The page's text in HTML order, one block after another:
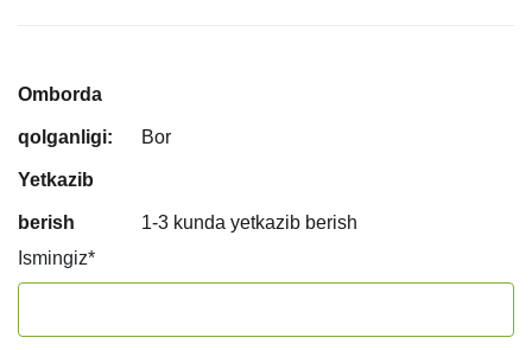
Omborda
qolganligi: Bor
Yetkazib
berish
1-3 kunda yetkazib berish
Ismingiz*